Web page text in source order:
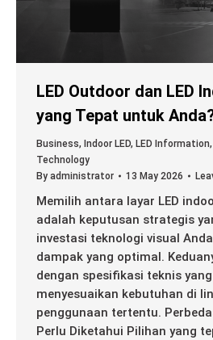
LED Outdoor dan LED
yang Tepat untuk
Business, Indoor LED, LED Information,
Technology
By administrator 13 May 2026
Memilih antara layar LED
adalah keputusan strategis
investasi teknologi visual
dampak yang optimal.
dengan spesifikasi teknis
menyesuaikan kebutuhan di
penggunaan tertentu.
Perlu Diketahui Pilihan yang